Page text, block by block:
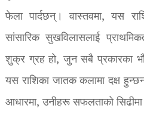
फेला पार्दछन्। वास्तवमा, यस
सांसारिक सुखविलासलाई
शुक्र ग्रह हो, जुन सबै प्रकारका
यस राशिका जातक कलामा दक्ष
आधारमा, उनीहरू सफलताको